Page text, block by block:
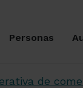
Personas
de